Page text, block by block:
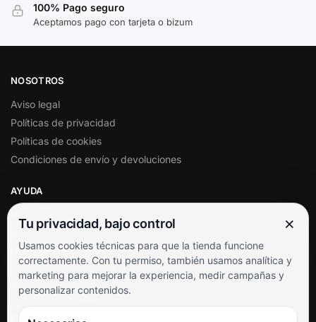
100% Pago seguro
Aceptamos pago con tarjeta o bizum
NOSOTROS
Aviso legal
Políticas de privacidad
Políticas de cookies
Condiciones de envío y devoluciones
AYUDA
Soporte al cliente
Contacto
Términos y condiciones
Preguntas frecuentes
SÍGUENOS
Tu privacidad, bajo control ×
Usamos cookies técnicas para que la tienda funcione
correctamente. Con tu permiso, también usamos analítica y
marketing para mejorar la experiencia, medir campañas y
personalizar contenidos.